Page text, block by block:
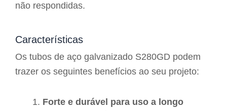
não respondidas.
Características
Os tubos de aço galvanizado S280GD podem
trazer os seguintes benefícios ao seu projeto:
Forte e durável para uso a longo